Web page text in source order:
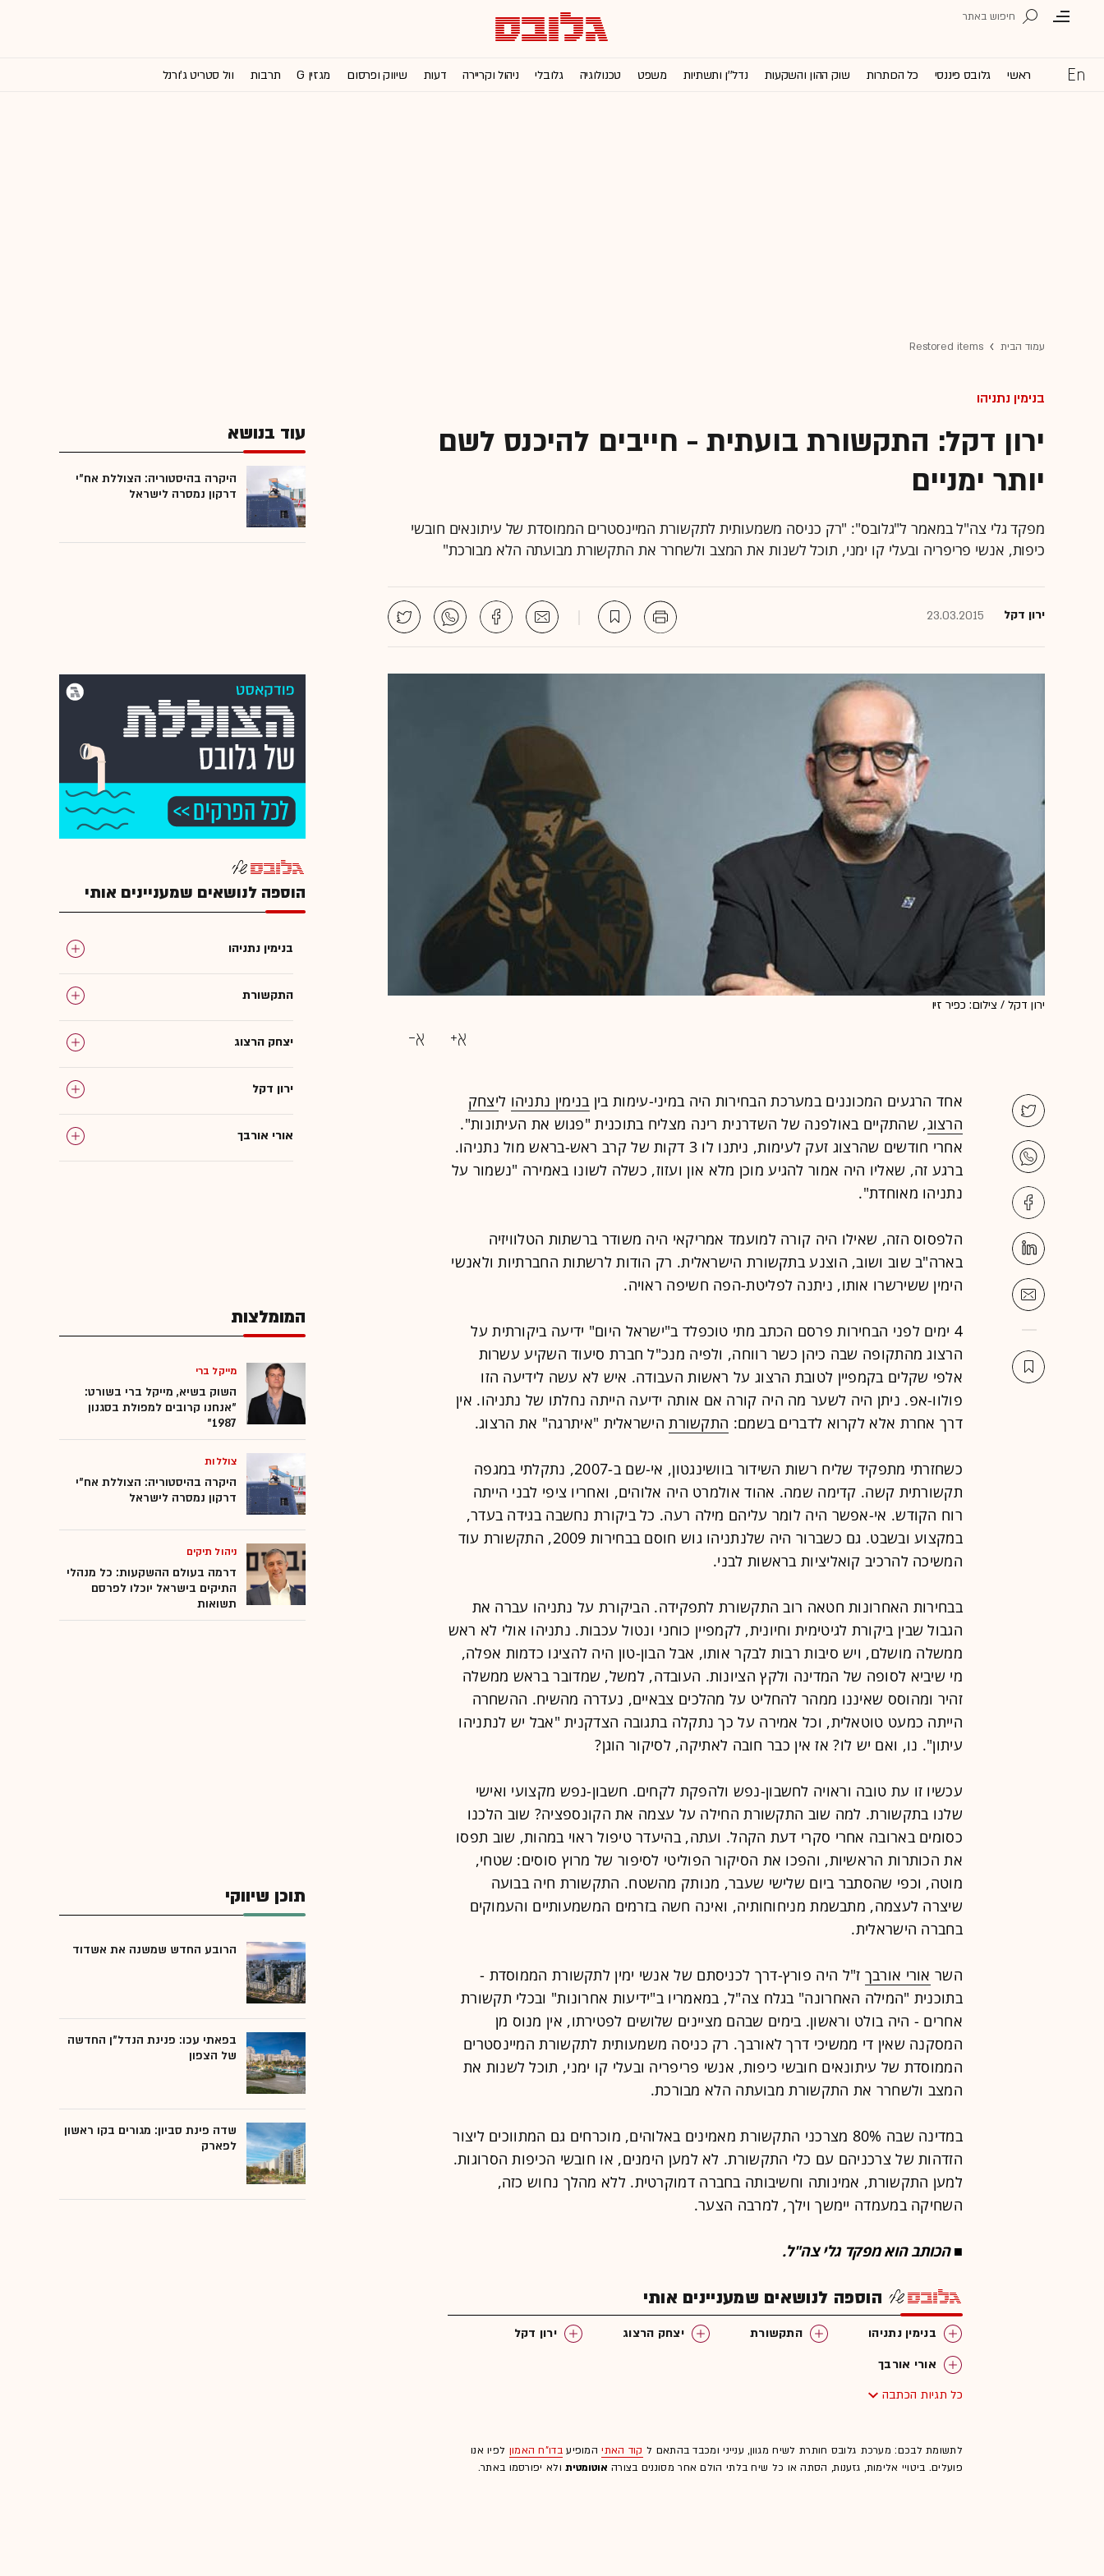
ראשי גלובס פיננסי כל הכותרות שוק ההון והשקעות נדל''ן ותשתיות משפט טכנולוגיה גלובלי ניהול וקריירה דעות שיווק ופרסום מגזין G תרבות וול סטריט ג'ורנל
עמוד הבית Restored items
בנימין נתניהו
ירון דקל: התקשורת בועתית - חייבים להיכנס לשם
יותר ימניים
מפקד גלי צה"ל במאמר ל"גלובס": "רק כניסה משמעותית לתקשורת המיינסטרים הממוסדת של עיתונאים חובשי
כיפות, אנשי פריפריה ובעלי קו ימני, תוכל לשנות את המצב ולשחרר את התקשורת מבועתה הלא מבורכת"
ירון דקל 23.03.2015
ירון דקל / צילום: כפיר זיו
אחד הרגעים המכוננים במערכת הבחירות היה במיני-עימות בין בנימין נתניהו ליצחק
הרצוג, שהתקיים באולפנה של השדרנית רינה מצליח בתוכנית "פגוש את העיתונות".
אחרי חודשים שהרצוג זעק לעימות, ניתנו לו 3 דקות של קרב ראש-בראש מול נתניהו.
ברגע זה, שאליו היה אמור להגיע מוכן מלא און ועזוז, כשלה לשונו באמירה "נשמור על
נתניהו מאוחדת".
הלפסוס הזה, שאילו היה קורה למועמד אמריקאי היה משודר ברשתות הטלוויזיה
בארה"ב שוב ושוב, הוצנע בתקשורת הישראלית. רק הודות לרשתות החברתיות ולאנשי
הימין ששירשרו אותו, ניתנה לפליטת-הפה חשיפה ראויה.
4 ימים לפני הבחירות פרסם הכתב מתי טוכפלד ב"ישראל היום" ידיעה ביקורתית על
הרצוג מהתקופה שבה כיהן כשר רווחה, ולפיה מנכ"ל חברת סיעוד השקיע עשרות
אלפי שקלים בקמפיין לטובת הרצוג על ראשות העבודה. איש לא עשה לידיעה הזו
פולוו-אפ. ניתן היה לשער מה היה קורה אם אותה ידיעה הייתה נחלתו של נתניהו. אין
דרך אחרת אלא לקרוא לדברים בשמם: התקשורתהישראלית "איתרגה" את הרצוג.
כשחזרתי מתפקיד שליח רשות השידור בוושינגטון, אי-שם ב-2007, נתקלתי במגפה
תקשורתית קשה. קדימה שמה. אהוד אולמרט היה אלוהים, ואחריו ציפי לבני הייתה
רוח הקודש. אי-אפשר היה לומר עליהם מילה רעה. כל ביקורת נחשבה בגידה בעדר,
במקצוע ובשבט. גם כשברור היה שלנתניהו גוש חוסם בבחירות 2009, התקשורת עוד
המשיכה להרכיב קואליציות בראשות לבני.
בבחירות האחרונות חטאה רוב התקשורת לתפקידה. הביקורת על נתניהו עברה את
הגבול שבין ביקורת לגיטימית וחיונית, לקמפיין כוחני ונטול עכבות. נתניהו אולי לא ראש
ממשלה מושלם, ויש סיבות רבות לבקר אותו, אבל הבון-טון היה להציגו כדמות אפלה,
מי שיביא לסופה של המדינה ולקץ הציונות. העובדה, למשל, שמדובר בראש ממשלה
זהיר ומהוסס שאיננו ממהר להחליט על מהלכים צבאיים, נעדרה מהשיח. ההשחרה
הייתה כמעט טוטאלית, וכל אמירה על כך נתקלה בתגובה הצדקנית "אבל יש לנתניהו
עיתון". נו, ואם יש לו? אז אין כבר חובה לאתיקה, לסיקור הוגן?
עכשיו זו עת טובה וראויה לחשבון-נפש ולהפקת לקחים. חשבון-נפש מקצועי ואישי
שלנו בתקשורת. למה שוב התקשורת החילה על עצמה את הקונספציה? שוב הלכנו
כסומים בארובה אחרי סקרי דעת הקהל. ועתה, בהיעדר טיפול ראוי במהות, שוב תפסו
את הכותרות הראשיות, והפכו את הסיקור הפוליטי לסיפור של מרוץ סוסים: שטחי,
מוטה, וכפי שהסתבר ביום שלישי שעבר, מנותק מהשטח. התקשורת חיה בבועה
שיצרה לעצמה, מתבשמת מניחוחותיה, ואינה חשה בזרמים המשמעותיים והעמוקים
בחברה הישראלית.
השר אורי אורבך ז"ל היה פורץ-דרך לכניסתם של אנשי ימין לתקשורת הממוסדת -
בתוכנית "המילה האחרונה" בגלח צה"ל, במאמריו ב"ידיעות אחרונות" ובכלי תקשורת
אחרים - היה בולט וראשון. בימים שבהם מציינים שלושים לפטירתו, אין מנוס מן
המסקנה שאין די ממשיכי דרך לאורבך. רק כניסה משמעותית לתקשורת המיינסטרים
הממוסדת של עיתונאים חובשי כיפות, אנשי פריפריה ובעלי קו ימני, תוכל לשנות את
המצב ולשחרר את התקשורת מבועתה הלא מבורכת.
במדינה שבה 80% מצרכני התקשורת מאמינים באלוהים, מוכרחים גם המתווכים ליצור
הזדהות של צרכניהם עם כלי התקשורת. לא למען הימנים, או חובשי הכיפות הסרוגות.
למען התקשורת, אמינותה וחשיבותה בחברה דמוקרטית. ללא מהלך נחוש כזה,
השחיקה במעמדה יימשך וילך, למרבה הצער.
■ הכותב הוא מפקד גלי צה"ל.
הוספה לנושאים שמעניינים אותי
בנימין נתניהו התקשורת יצחק הרצוג
ירון דקל
אורי אורבך
כל תגיות הכתבה
לתשומת לבכם: מערכת גלובס חותרת לשיח מגוון, ענייני ומכבד בהתאם ל קוד האתיהמופיעבדו"ח האמון לפיו אנו
פועלים. ביטויי אלימות, גזענות, הסתה או כל שיח בלתי הולם אחר מסוננים בצורה אוטומטיתולא יפורסמו באתר.
עוד בנושא
היקרה בהיסטוריה: הצוללת אח"י
דרקון נמסרה לישראל
הוספה לנושאים שמעניינים אותי
בנימין נתניהו
התקשורת
יצחק הרצוג
ירון דקל
אורי אורבך
המומלצות
מייקל ברי
השוק בשיא, מייקל ברי בשורט:
"אנחנו קרובים למפולת בסגנון
1987"
צוללות
היקרה בהיסטוריה: הצוללת אח"י
דרקון נמסרה לישראל
ניהול תיקים
דרמה בעולם ההשקעות: כל מנהלי
התיקים בישראל יוכלו לפרסם
תשואות
תוכן שיווקי
הרובע החדש שמשנה את אשדוד
בפאתי עכו: פנינת הנדל"ן החדשה
של הצפון
שדה פינת סביון: מגורים בקו ראשון
לפארק